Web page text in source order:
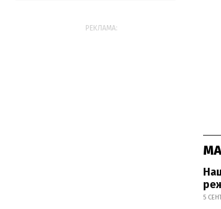
5
РЕКЛАМА: